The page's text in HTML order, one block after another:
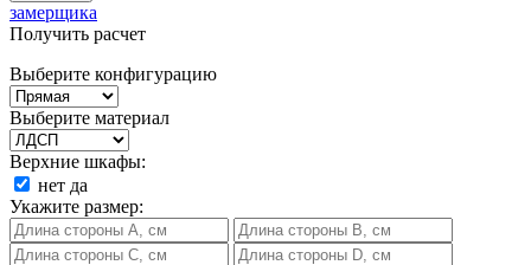
замерщика
Получить расчет
Выберите конфигурацию
Выберите материал
Верхние шкафы:
нет да
Укажите размер: